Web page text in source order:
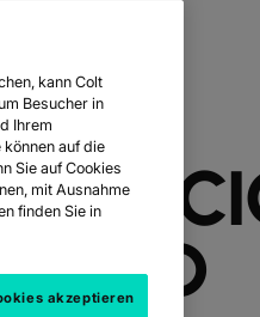
UND
kann Colt
Besucher in
Ihrem
auf die
Sie auf Cookies
mit Ausnahme
finden Sie in
akzeptieren